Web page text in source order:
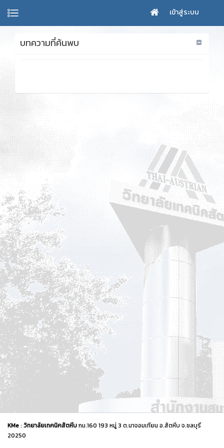
เข้าสู่ระบบ
บทความที่ค้นพบ
KMe: วิทยาลัยเทคนิคสัตหีบกม.160 193 หมู่ 3 ต.นาจอมเทียน อ.สัตหีบ จ.ชลบุรี
20250